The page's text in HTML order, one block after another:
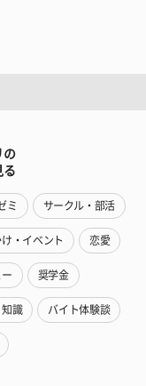
の
る
ミ サークル・部活
・イベント 恋愛
奨学金
知識 バイト体験談